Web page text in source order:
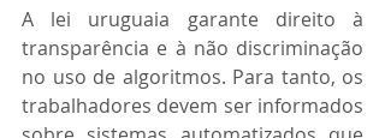
A lei uruguaia garante direito à
transparência e à não discriminação
no uso de algoritmos. Para tanto, os
trabalhadores devem ser informados